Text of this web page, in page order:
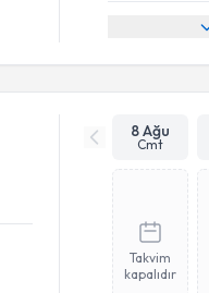
8 Ağu
Cmt
Takvim
kapalıdır